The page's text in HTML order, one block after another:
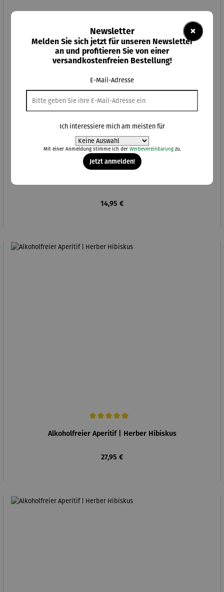
Regulärer Preis:
14,95 €
Alkoholfreier Aperitif | Herber Hibiskus
Regulärer Preis:
27,95 €
×
Newsletter
Melden Sie sich jetzt für unseren Newsletter
an und profitieren Sie von einer
versandkostenfreien Bestellung!
E-Mail-Adresse
Ich interessiere mich am meisten für
Mit einer Anmeldung stimme ich der Werbevereinbarungzu.
Jetzt anmelden!